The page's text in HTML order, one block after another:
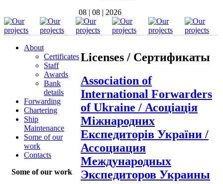
08 | 08 | 2026
About
Certificates
Staff
Awards
Bank
details
Forwarding
Chartering
Ship
Maintenance
Some of our
work
Contacts
Some of our work
Licenses / Сертификаты
Association of
International Forwarders
of Ukraine / Асоціація
Міжнародних
Експедиторів України /
Ассоциация
Международных
Экспедиторов Украины